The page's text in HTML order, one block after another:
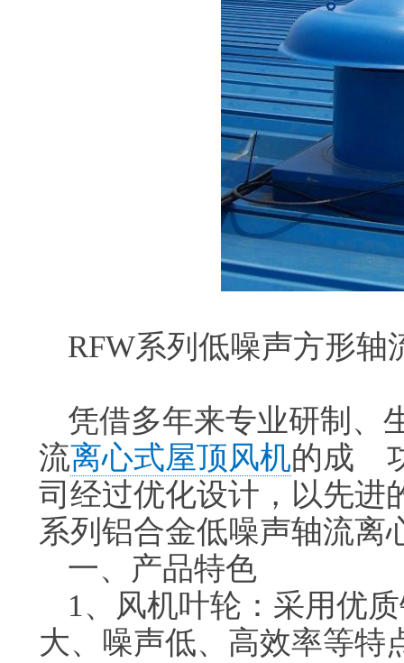
RFW系列低噪声方形轴
凭借多年来专业研制、
流离心式屋顶风机的成
司经过优化设计，以先进
系列铝合金低噪声轴流离
一、产品特色
1、风机叶轮：采用优
大、噪声低、高效率等特